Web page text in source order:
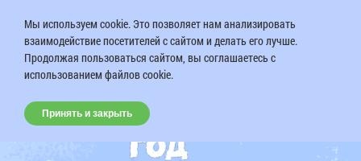
Мы используем cookie. Это позволяет нам анализировать
взаимодействие посетителей с сайтом и делать его лучше.
Продолжая пользоваться сайтом, вы соглашаетесь с
использованием файлов cookie.
Принять и закрыть